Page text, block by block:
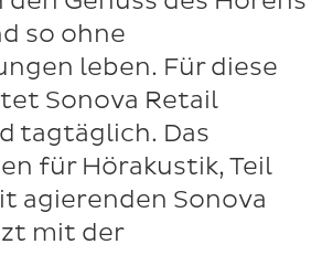
so ohne
leben. Für diese
Sonova Retail
tagtäglich. Das
für Hörakustik, Teil
agierenden Sonova
mit der